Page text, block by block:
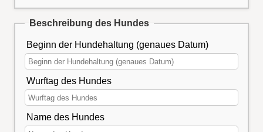
Beschreibung des Hundes
Beginn der Hundehaltung (genaues Datum)
Wurftag des Hundes
Name des Hundes